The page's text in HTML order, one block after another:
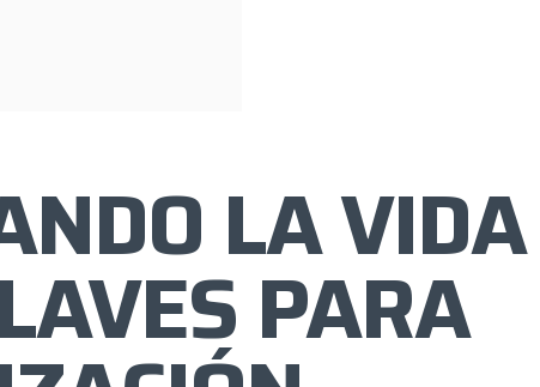
LA VIDA
PARA